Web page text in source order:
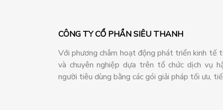
CÔNG TY CỔ PHẦN SIÊU THANH
Với phương châm hoạt động phát triển kinh tế
và chuyên nghiệp dựa trên tổ chức dịch vụ
người tiêu dùng bằng các gói giải pháp tối ưu,